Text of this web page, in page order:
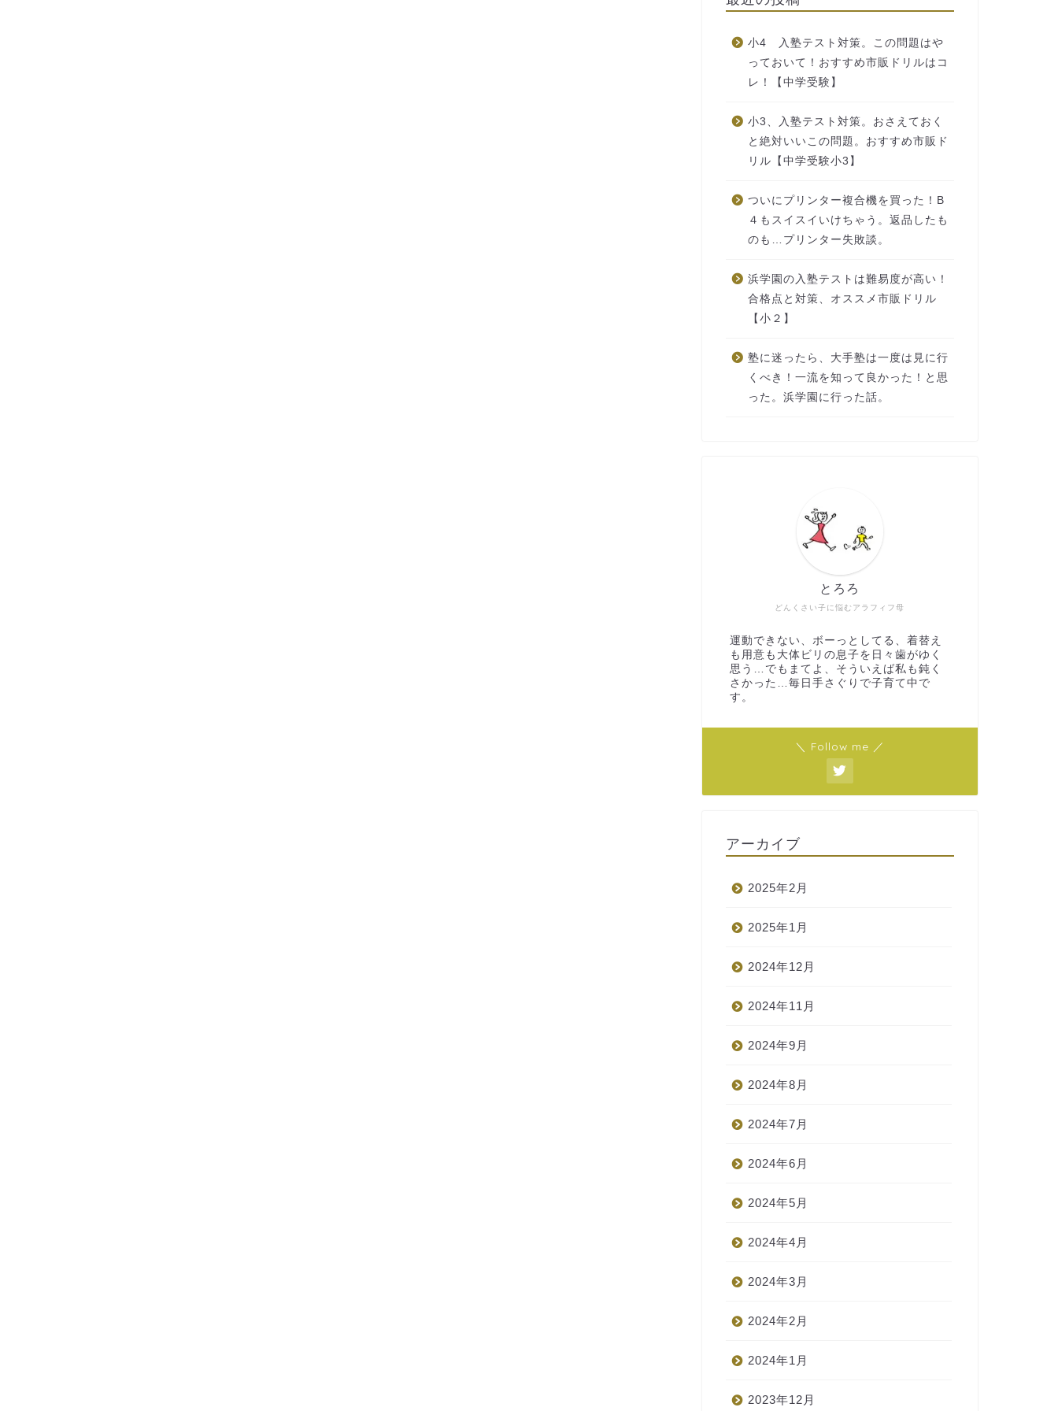
小4 入塾テスト対策。この問題はや
っておいて！おすすめ市販ドリルはコ
レ！【中学受験】
小3、入塾テスト対策。おさえておく
と絶対いいこの問題。おすすめ市販ド
リル【中学受験小3】
ついにプリンター複合機を買った！B
４もスイスイいけちゃう。返品したも
のも…プリンター失敗談。
浜学園の入塾テストは難易度が高い！
合格点と対策、オススメ市販ドリル
【小２】
塾に迷ったら、大手塾は一度は見に行
くべき！一流を知って良かった！と思
った。浜学園に行った話。
どんくさい子に悩むアラフィフ母
とろろ
運動できない、ボーっとしてる、着替え
も用意も大体ビリの息子を日々歯がゆく
思う…でもまてよ、そういえば私も鈍く
さかった…毎日手さぐりで子育て中で
す。
＼ Follow me ／
アーカイブ
2025年2月
2025年1月
2024年12月
2024年11月
2024年9月
2024年8月
2024年7月
2024年6月
2024年5月
2024年4月
2024年3月
2024年2月
2024年1月
2023年12月